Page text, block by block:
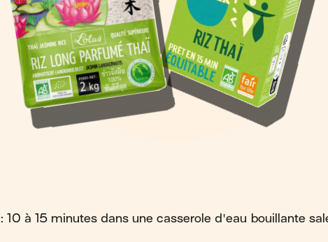
: 10 à 15 minutes dans une casserole d'eau bouillante